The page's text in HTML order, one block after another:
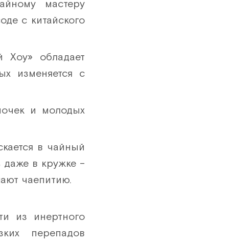
15 шт
17 шт
18 шт
22 шт
23 шт
25 шт
мастеру
с китайского
Хоу» обладает
изменяется с
и молодых
в чайный
даже в кружке –
чаепитию.
из инертного
перепадов